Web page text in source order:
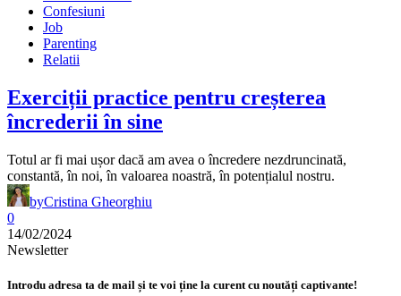
Confesiuni
Job
Parenting
Relatii
Exerciții practice pentru creșterea
încrederii în sine
Totul ar fi mai ușor dacă am avea o încredere nezdruncinată,
constantă, în noi, în valoarea noastră, în potențialul nostru.
byCristina Gheorghiu
0
14/02/2024
Newsletter
Introdu adresa ta de mail și te voi ține la curent cu noutăți captivante!